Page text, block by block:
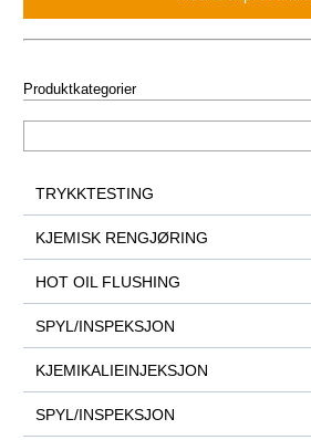
Produktkategorier
TRYKKTESTING
KJEMISK RENGJØRING
HOT OIL FLUSHING
SPYL/INSPEKSJON
KJEMIKALIEINJEKSJON
SPYL/INSPEKSJON